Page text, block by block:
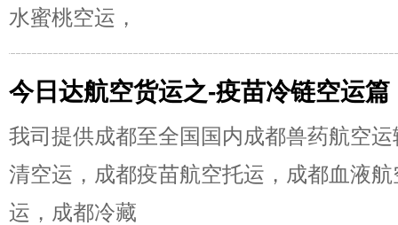
水蜜桃空运，
今日达航空货运之-疫苗冷链空运篇
我司提供成都至全国国内成都兽药航空
清空运，成都疫苗航空托运，成都血液
运，成都冷藏